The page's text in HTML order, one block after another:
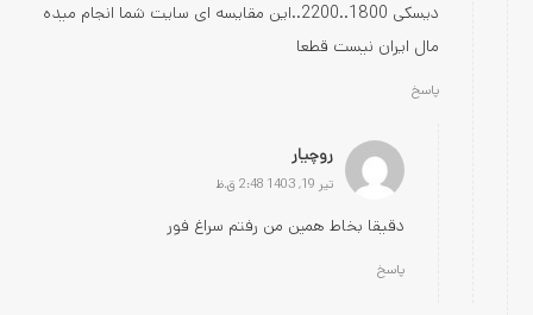
دیسکی 1800..2200..این مقایسه ای سایت شما انجام میده
مال ایران نیست قطعا
پاسخ
روچیار
تیر 19, 1403 2:48 ق.ظ
دقیقا بخاط همین من رفتم سراغ فور
پاسخ